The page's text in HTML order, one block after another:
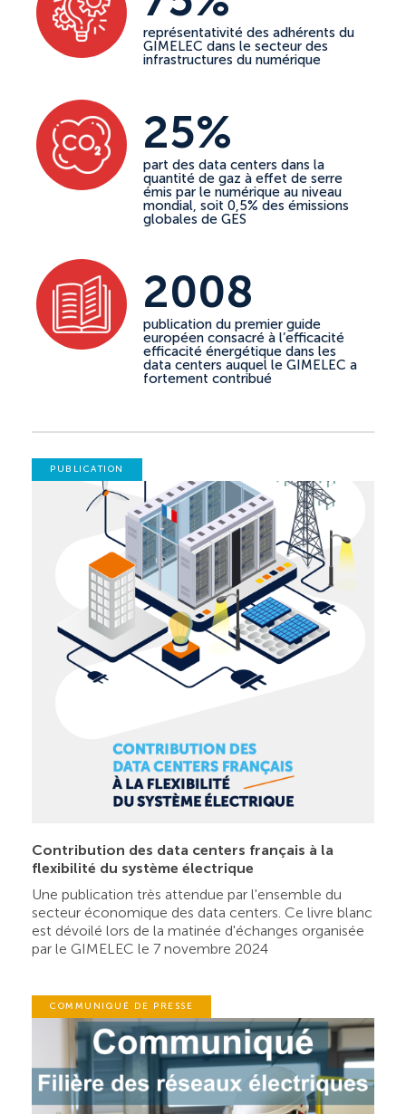
représentativité des adhérents du
GIMELEC dans le secteur des
infrastructures du numérique
25%
part des data centers dans la
quantité de gaz à effet de serre
émis par le numérique au niveau
mondial, soit 0,5% des émissions
globales de GES
2008
publication du premier guide
européen consacré à l’efficacité
efficacité énergétique dans les
data centers auquel le GIMELEC a
fortement contribué
PUBLICATION
Contribution des data centers français à la
flexibilité du système électrique
Une publication très attendue par l'ensemble du
secteur économique des data centers. Ce livre blanc
est dévoilé lors de la matinée d'échanges organisée
par le GIMELEC le 7 novembre 2024
COMMUNIQUÉ DE PRESSE